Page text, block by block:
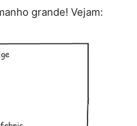
grande! Vejam: